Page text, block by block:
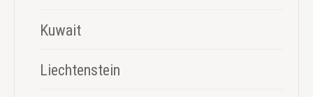
Kuwait
Liechtenstein